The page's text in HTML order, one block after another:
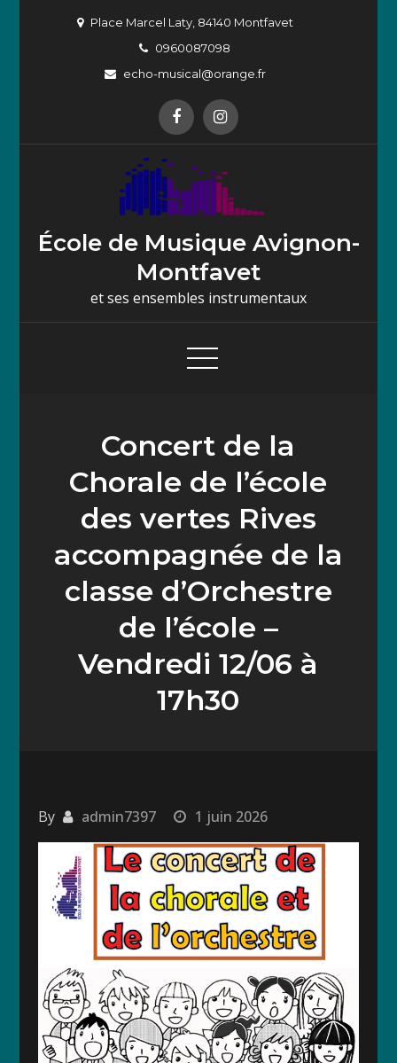
Place Marcel Laty, 84140 Montfavet
0960087098
echo-musical@orange.fr
École de Musique Avignon-
Montfavet
et ses ensembles instrumentaux
Concert de la
Chorale de l’école
des vertes Rives
accompagnée de la
classe d’Orchestre
de l’école –
Vendredi 12/06 à
17h30
By admin7397 1 juin 2026